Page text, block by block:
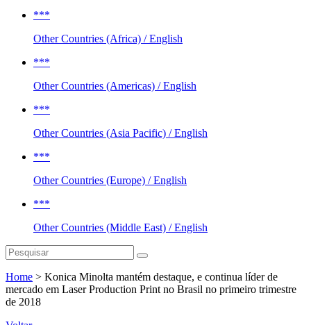
***
Other Countries (Africa) / English
***
Other Countries (Americas) / English
***
Other Countries (Asia Pacific) / English
***
Other Countries (Europe) / English
***
Other Countries (Middle East) / English
Home > Konica Minolta mantém destaque, e continua líder de
mercado em Laser Production Print no Brasil no primeiro trimestre
de 2018